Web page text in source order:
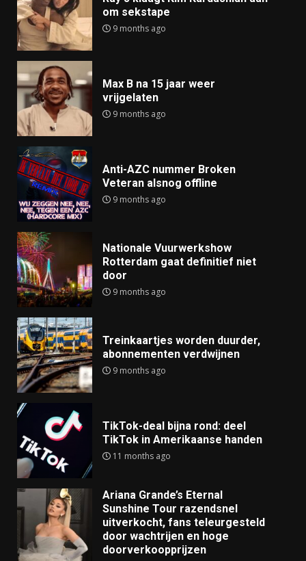
om sekstape
9 months ago
Max B na 15 jaar weer
vrijgelaten
9 months ago
Anti-AZC nummer Broken
Veteran alsnog offline
9 months ago
Nationale Vuurwerkshow
Rotterdam gaat definitief niet
door
9 months ago
Treinkaartjes worden duurder,
abonnementen verdwijnen
9 months ago
TikTok-deal bijna rond: deel
TikTok in Amerikaanse handen
11 months ago
Ariana Grande’s Eternal
Sunshine Tour razendsnel
uitverkocht, fans teleurgesteld
door wachtrijen en hoge
doorverkoopprijzen